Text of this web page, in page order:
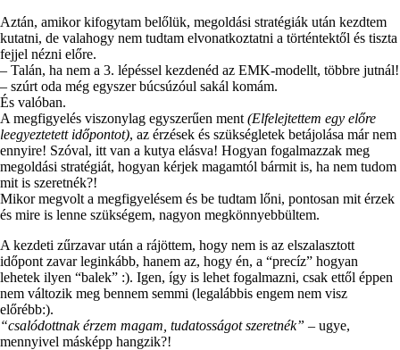
Aztán, amikor kifogytam belőlük, megoldási stratégiák után kezdtem
kutatni, de valahogy nem tudtam elvonatkoztatni a történtektől és tiszta
fejjel nézni előre.
– Talán, ha nem a 3. lépéssel kezdenéd az EMK-modellt, többre jutnál!
– szúrt oda még egyszer búcsúzóul sakál komám.
És valóban.
A megfigyelés viszonylag egyszerűen ment (Elfelejtettem egy előre
leegyeztetett időpontot), az érzések és szükségletek betájolása már nem
ennyire! Szóval, itt van a kutya elásva! Hogyan fogalmazzak meg
megoldási stratégiát, hogyan kérjek magamtól bármit is, ha nem tudom
mit is szeretnék?!
Mikor megvolt a megfigyelésem és be tudtam lőni, pontosan mit érzek
és mire is lenne szükségem, nagyon megkönnyebbültem.
A kezdeti zűrzavar után a rájöttem, hogy nem is az elszalasztott
időpont zavar leginkább, hanem az, hogy én, a “precíz” hogyan
lehetek ilyen “balek” :). Igen, így is lehet fogalmazni, csak ettől éppen
nem változik meg bennem semmi (legalábbis engem nem visz
előrébb:).
“csalódottnak érzem magam, tudatosságot szeretnék” – ugye,
mennyivel másképp hangzik?!